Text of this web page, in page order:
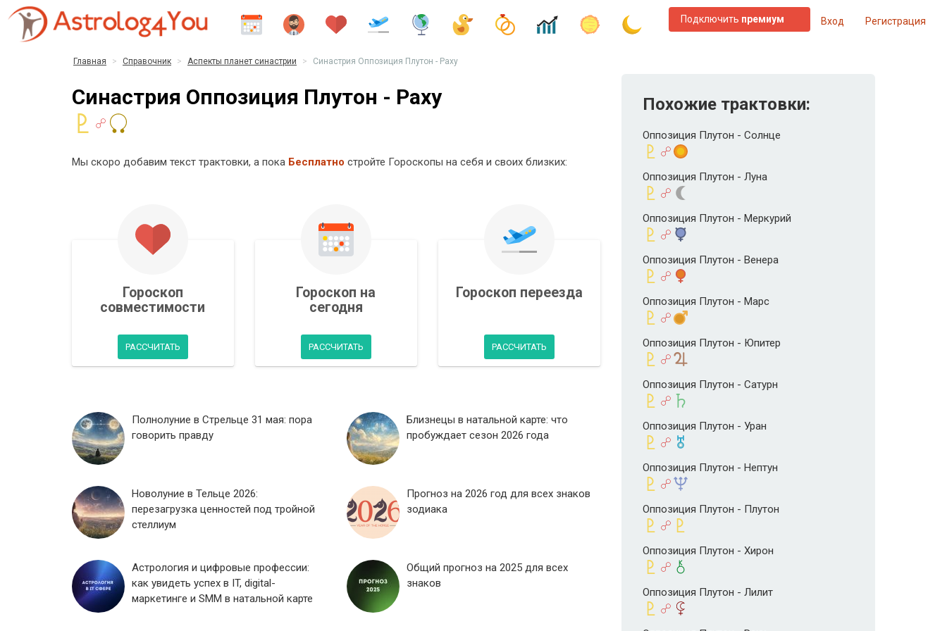
Подключить премиум Вход Регистрация
Главная Справочник Аспекты планет синастрии Синастрия Оппозиция Плутон - Раху
Синастрия Оппозиция Плутон - Раху
Мы скоро добавим текст трактовки, а пока Бесплатно стройте Гороскопы на себя и своих близких:
Гороскоп
совместимости
РАССЧИТАТЬ
Гороскоп на
сегодня
РАССЧИТАТЬ
Гороскоп переезда
РАССЧИТАТЬ
Полнолуние в Стрельце 31 мая: пора
говорить правду
Близнецы в натальной карте: что
пробуждает сезон 2026 года
Новолуние в Тельце 2026:
перезагрузка ценностей под тройной
стеллиум
Прогноз на 2026 год для всех знаков
зодиака
Астрология и цифровые профессии:
как увидеть успех в IT, digital-
маркетинге и SMM в натальной карте
Общий прогноз на 2025 для всех
знаков
Похожие трактовки:
Оппозиция Плутон - Солнце
Оппозиция Плутон - Луна
Оппозиция Плутон - Меркурий
Оппозиция Плутон - Венера
Оппозиция Плутон - Марс
Оппозиция Плутон - Юпитер
Оппозиция Плутон - Сатурн
Оппозиция Плутон - Уран
Оппозиция Плутон - Нептун
Оппозиция Плутон - Плутон
Оппозиция Плутон - Хирон
Оппозиция Плутон - Лилит